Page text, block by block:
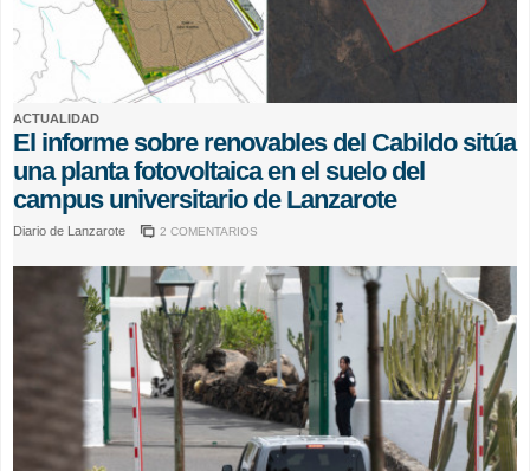
ACTUALIDAD
El informe sobre renovables del Cabildo sitúa
una planta fotovoltaica en el suelo del
campus universitario de Lanzarote
Diario de Lanzarote 2 COMENTARIOS